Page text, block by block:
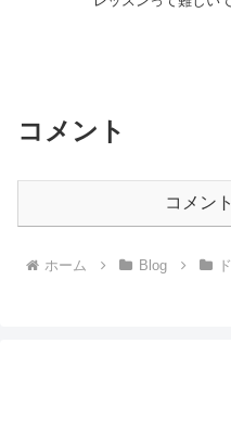
コメント
コメン
ホーム Blog